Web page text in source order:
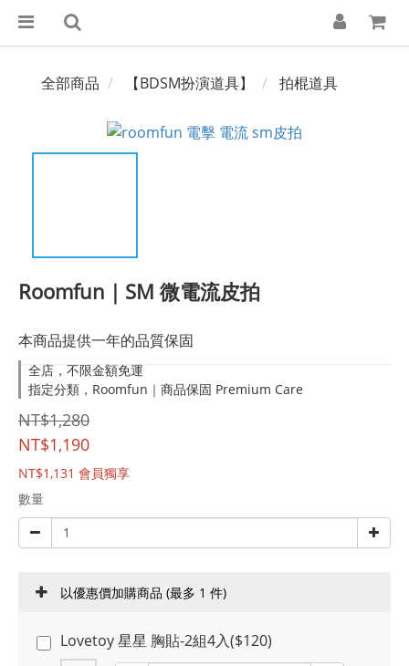
全部商品 【BDSM扮演道具】 拍棍道具
Roomfun｜SM 微電流皮拍
本商品提供一年的品質保固
全店，不限金額免運
指定分類，Roomfun｜商品保固 Premium Care
NT$1,280
NT$1,190
NT$1,131 會員獨享
數量
以優惠價加購商品 (最多 1 件)
Lovetoy 星星 胸貼-2組4入($120)